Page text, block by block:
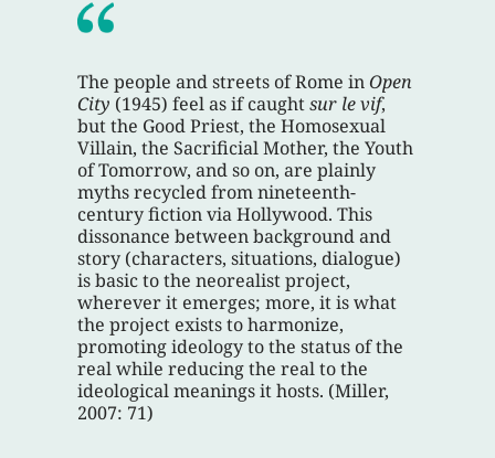
The people and streets of Rome inOpen
City (1945) feel as if caughtsur le vif,
but the Good Priest, the Homosexual
Villain, the Sacrificial Mother, the Youth
of Tomorrow, and so on, are plainly
myths recycled from nineteenth-
century fiction via Hollywood. This
dissonance between background and
story (characters, situations, dialogue)
is basic to the neorealist project,
wherever it emerges; more, it is what
the project exists to harmonize,
promoting ideology to the status of the
real while reducing the real to the
ideological meanings it hosts. (Miller,
2007: 71)